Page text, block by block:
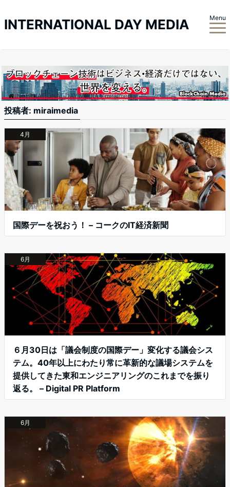
INTERNATIONAL DAY MEDIA Menu
INTERNATIONAL DAY MEDIA miraimedia
投稿者: miraimedia
4月
国際デーを祝おう！ – コークのIT経済新聞
6月
６月30日は「議会制度の国際デー」変化する議会シス
テム。40年以上にわたり常に革新的な議場システムを
提供してきた東和エンジニアリングのこれまでを振り
返る。 – Digital PR Platform
6月